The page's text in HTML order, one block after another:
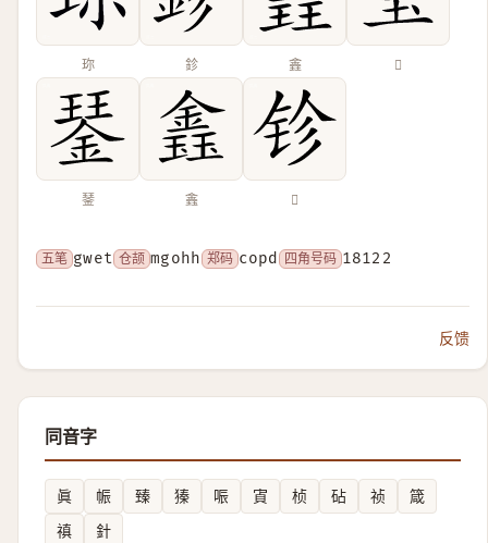
珎 鉁 錱 𧟪
𨨖 𨫎 𨱅
五笔 gwet 仓颉 mgohh 郑码 copd 四角号码 18122
反馈
同音字
眞 帪 臻 獉 㖘 寊 桢 砧 祯
箴
禛
針